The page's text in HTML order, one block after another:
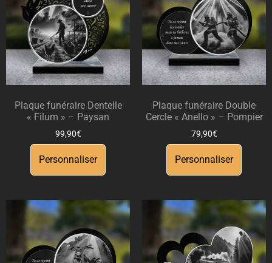
Plaque funéraire Dentelle
« Filum » – Paysan
99,90€
Personnaliser
Plaque funéraire Double
Cercle « Anello » – Pompier
79,90€
Personnaliser